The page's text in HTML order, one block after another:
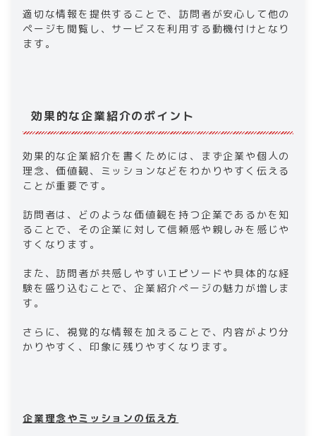
適切な情報を提供することで、訪問者が安心して他の
ページも閲覧し、サービスを利用する動機付けとなり
ます。
効果的な企業紹介のポイント
効果的な企業紹介を書くためには、まず企業や個人の
理念、価値観、ミッションなどをわかりやすく伝える
ことが重要です。
訪問者は、どのような価値観を持つ企業であるかを知
ることで、その企業に対して信頼感や親しみを感じや
すくなります。
また、訪問者が共感しやすいエピソードや具体的な経
験を盛り込むことで、企業紹介ページの魅力が増しま
す。
さらに、視覚的な情報を加えることで、内容がより分
かりやすく、印象に残りやすくなります。
企業理念やミッションの伝え方